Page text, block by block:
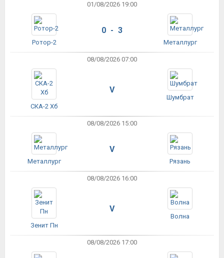
01/08/2026 19:00
Ротор-2
0 - 3
Металлург
08/08/2026 07:00
СКА-2 Хб
V
Шумбрат
08/08/2026 15:00
Металлург
V
Рязань
08/08/2026 16:00
Зенит Пн
V
Волна
08/08/2026 17:00